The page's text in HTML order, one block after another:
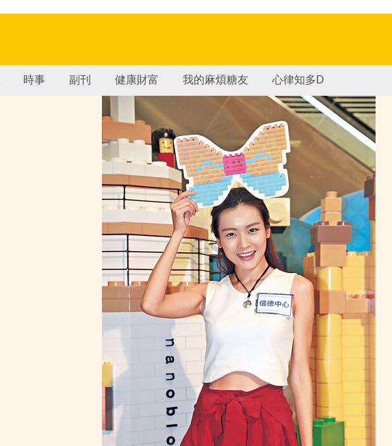
時事 副刊 健康財富 我的麻煩糖友 心律知多D